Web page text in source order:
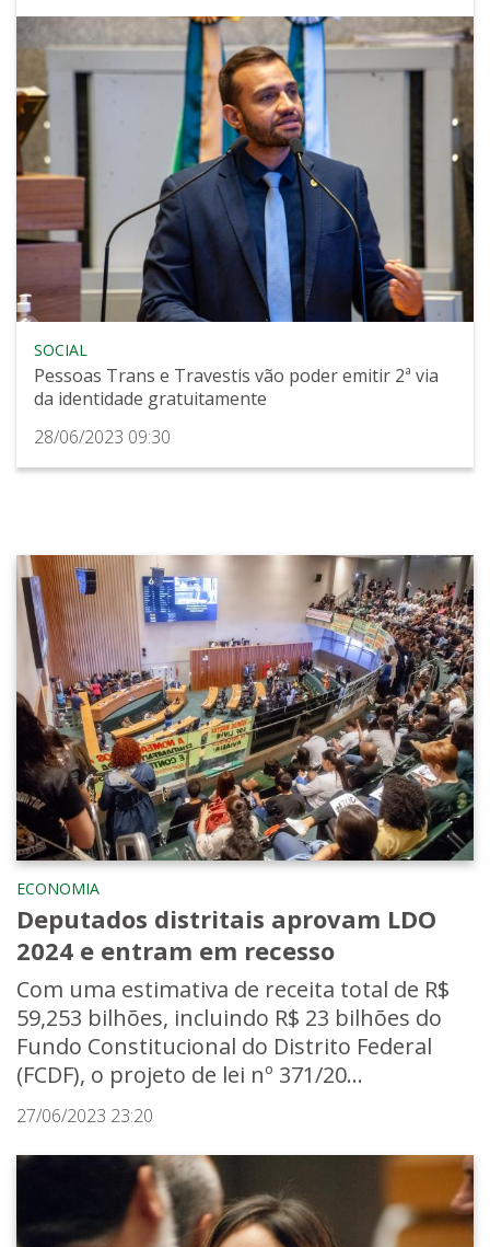
SOCIAL
Pessoas Trans e Travestis vão poder emitir 2ª via
da identidade gratuitamente
28/06/2023 09:30
ECONOMIA
Deputados distritais aprovam LDO
2024 e entram em recesso
Com uma estimativa de receita total de R$
59,253 bilhões, incluindo R$ 23 bilhões do
Fundo Constitucional do Distrito Federal
(FCDF), o projeto de lei nº 371/20...
27/06/2023 23:20